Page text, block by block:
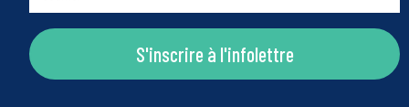
S'inscrire à l'infolettre